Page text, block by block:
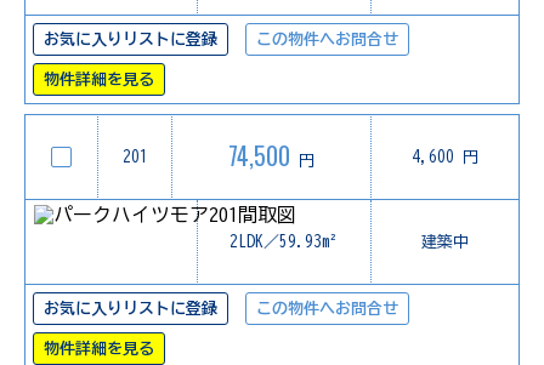
お気に入りリストに登録 この物件へお問合せ
物件詳細を見る
201 74,500 円 4,600 円
2LDK／59.93m² 建築中
お気に入りリストに登録 この物件へお問合せ
物件詳細を見る